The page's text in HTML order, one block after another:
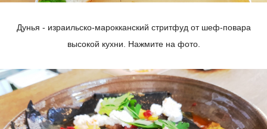
Дунья - израильско-марокканский стритфуд от шеф-повара
высокой кухни. Нажмите на фото.